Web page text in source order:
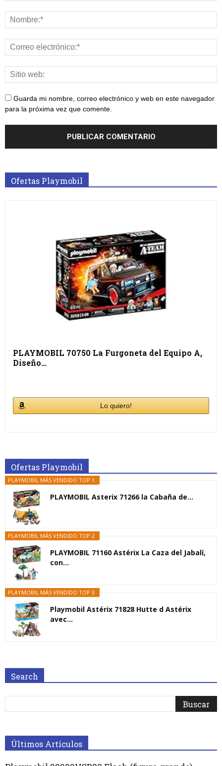
Guarda mi nombre, correo electrónico y web en este navegador
para la próxima vez que comente.
Ofertas Playmobil
PLAYMOBIL 70750 La Furgoneta del Equipo A,
Diseño…
Lo quiero!
Ofertas Playmobil
PLAYMOBIL MÁS VENDIDO TOP 1
PLAYMOBIL Asterix 71266 la Cabaña de...
PLAYMOBIL MÁS VENDIDO TOP 2
PLAYMOBIL 71160 Astérix La Caza del Jabalí,
con...
PLAYMOBIL MÁS VENDIDO TOP 3
Playmobil Astérix 71828 Hutte d Astérix
avec...
Search
Últimos Artículos